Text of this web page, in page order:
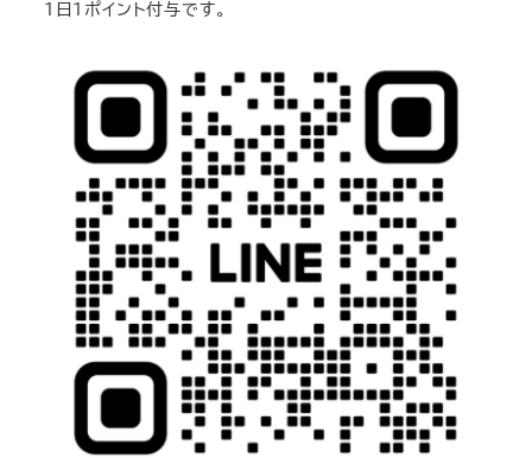
１日１ポイント付与です。